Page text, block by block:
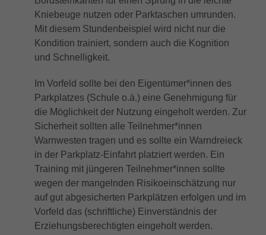
Kniebeuge nutzen oder Parktaschen umrunden.
Mit diesem Stundenbeispiel wird nicht nur die
Kondition trainiert, sondern auch die Kognition
und Schnelligkeit.
Im Vorfeld sollte bei den Eigentümer*innen des
Parkplatzes (Schule o.ä.) eine Genehmigung für
die Möglichkeit der Nutzung eingeholt werden. Zur
Sicherheit sollten alle Teilnehmer*innen
Warnwesten tragen und es sollte ein Warndreieck
in der Parkplatz-Einfahrt platziert werden. Ein
Training mit jüngeren Teilnehmer*innen sollte
wegen der mangelnden Risikoeinschätzung nur
auf gut abgesicherten Parkplätzen erfolgen und im
Vorfeld das (schriftliche) Einverständnis der
Erziehungsberechtigten eingeholt werden.
Anbieter TYPO3
Laufzeit 1 Jahr
Einstellungen.
Zweck
Kampagnendaten zu berechnen und die
Nutzung der Website für den
Analysebericht der Website zu verfolgen.
Die Cookies speichern Informationen
anonym und weisen eine randoly
Besucher zu identifizieren.
Name _gid
Anbieter Google LLC
Dieses Cookie wird von Google Analytics
installiert. Das Cookie wird verwendet, um
Informationen darüber zu speichern, wie
Anbieter Google LLC
Laufzeit 6 Monate
Zweck
Das NID-Cookie enthält eine eindeutige
Einstellungen und andere Informationen
speichert, insbesondere Ihre bevorzugte
Sprache (z. B. Deutsch), wie viele
Suchergebnisse pro Seite angezeigt
der Google SafeSearch-Filter aktiviert sein
soll.
Externe Inhalte
Wir verwenden auf unserer Website externe Inhalte, um
Ihnen zusätzliche Informationen anzubieten.